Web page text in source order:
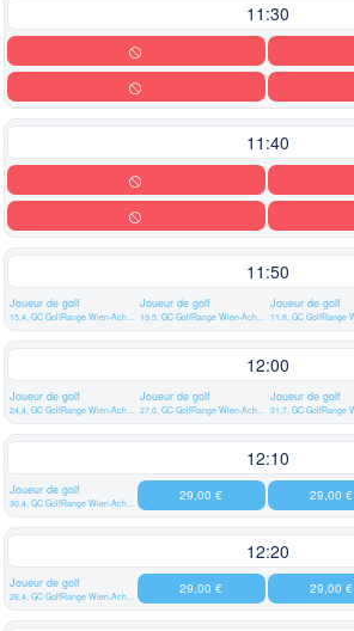
11:30
11:40
11:50
Joueur de golf
15,4, GC GolfRange Wien-Achau
Joueur de golf
19,5, GC GolfRange Wien-Achau
Joueur de golf
12:00
Joueur de golf
24,4, GC GolfRange Wien-Achau
Joueur de golf
27,0, GC GolfRange Wien-Achau
Joueur de golf
12:10
Joueur de golf
30,4, GC GolfRange Wien-Achau 29,00 € 29,00 €
12:20
Joueur de golf
26,4, GC GolfRange Wien-Achau 29,00 € 29,00 €